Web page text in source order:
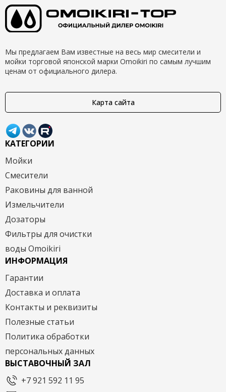
Мы предлагаем Вам известные на весь мир смесители и
мойки торговой японской марки Omoikiri по самым лучшим
ценам от официального дилера.
Карта сайта
КАТЕГОРИИ
Мойки
Смесители
Раковины для ванной
Измельчители
Дозаторы
Фильтры для очистки
воды Omoikiri
ИНФОРМАЦИЯ
Гарантии
Доставка и оплата
Контакты и реквизиты
Полезные статьи
Политика обработки
персональных данных
ВЫСТАВОЧНЫЙ ЗАЛ
+7 921 592 11 95